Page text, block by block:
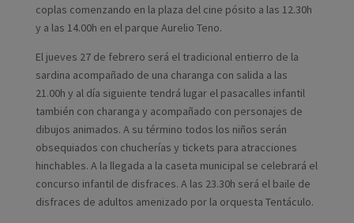
coplas comenzando en la plaza del cine pósito a las 12.30h
y a las 14.00h en el parque Aurelio Teno.
El jueves 27 de febrero será el tradicional entierro de la
sardina acompañado de una charanga con salida a las
21.00h y al día siguiente tendrá lugar el pasacalles infantil
también con charanga y acompañado con personajes de
dibujos animados. A su término todos los niños serán
obsequiados con chucherías y tickets para atracciones
hinchables. A la llegada a la caseta municipal se celebrará el
concurso infantil de disfraces. A las 23.30h será el baile de
disfraces de adultos amenizado por la orquesta Tentáculo.